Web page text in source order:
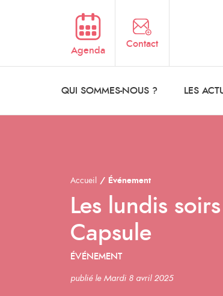
Agenda
Contact
QUI SOMMES-NOUS ? LES
Accueil Événement
Les lundis
Capsule
ÉVÉNEMENT
publié le Mardi 8 avril 2025